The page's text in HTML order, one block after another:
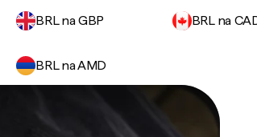
BRL na GBP BRL na
BRL na AMD